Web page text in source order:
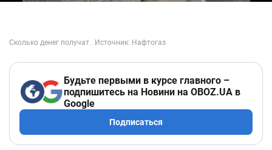
Будьте первыми в курсе главного –
подпишитесь на Новини на OBOZ.UA в
Google
Подписаться